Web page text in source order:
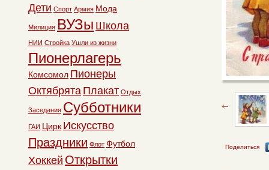
Поделиться
Дети Спорт Армия Мода
Милиция ВУЗы Школа
НИИ Стройка Ушли из жизни
Пионерлагерь
Комсомол Пионеры
Октябрята Плакат Отдых
Заседания Субботники
ГАИ Цирк Искусство
Праздники Флот Футбол
Хоккей Открытки